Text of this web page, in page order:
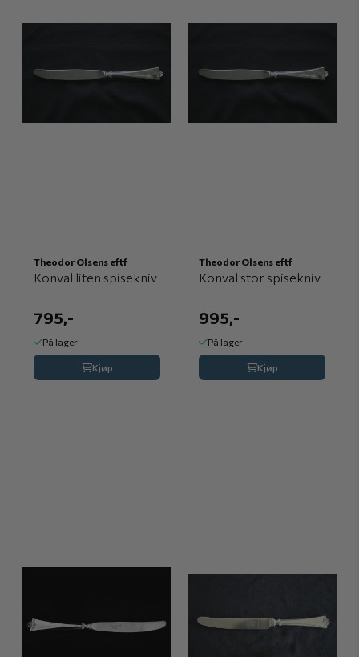
Theodor Olsens eftf
Konval liten spisekniv
795,-
På lager
Kjøp
Theodor Olsens eftf
Konval stor spisekniv
995,-
På lager
Kjøp